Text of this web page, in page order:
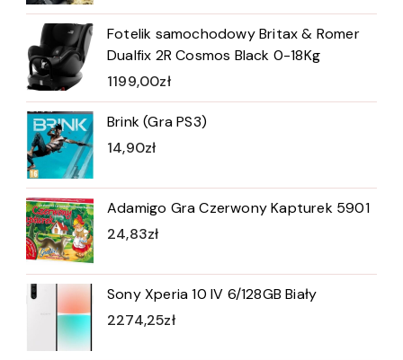
Fotelik samochodowy Britax & Romer
Dualfix 2R Cosmos Black 0-18Kg
1199,00zł
Brink (Gra PS3)
14,90zł
Adamigo Gra Czerwony Kapturek 5901
24,83zł
Sony Xperia 10 IV 6/128GB Biały
2274,25zł